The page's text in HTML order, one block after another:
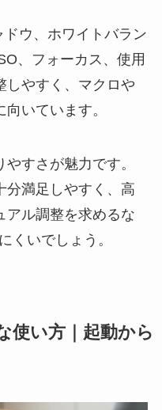
ウ、ホワイトバラン
、フォーカス、使用
しやすく、マクロや
いています。
すさが魅力です。
分満足しやすく、高
アル調整を求めるな
くいでしょう。
使い方｜起動から